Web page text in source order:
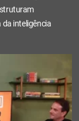
da inteligência